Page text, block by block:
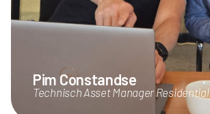
Pim Constandse
Technisch Asset Manager Residential